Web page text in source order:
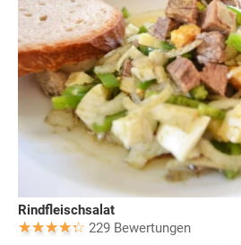
Rindfleischsalat
229 Bewertungen